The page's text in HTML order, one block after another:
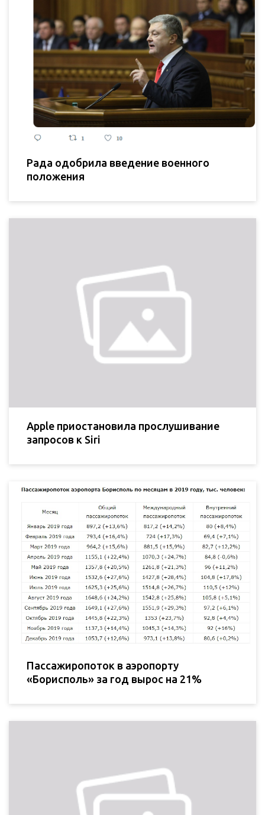
Рада одобрила введение военного
положения
Apple приостановила прослушивание
запросов к Siri
Пассажиропоток в аэропорту
«Борисполь» за год вырос на 21%